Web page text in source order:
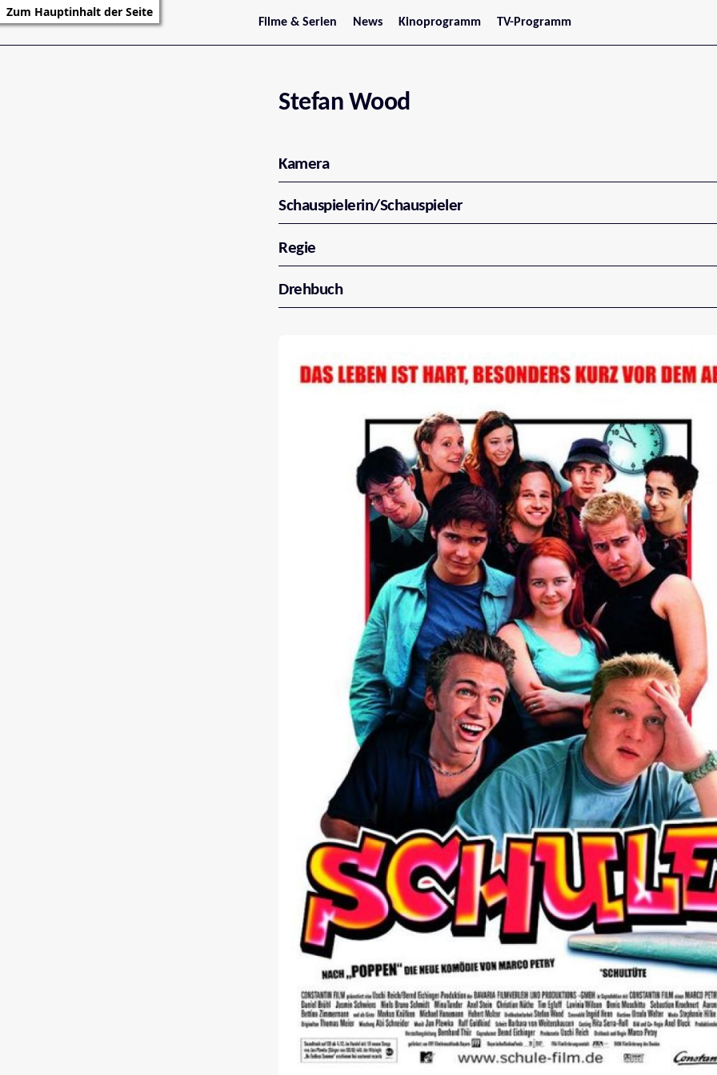
Zum Hauptinhalt der Seite
Filme & Serien
Trailer
Serienarchiv
News
Stars
Kinoprogramm
Jetzt im Kino
Niederösterreich
Oberösterreich
Tirol
Vorarlberg
TV-Programm
Stefan Wood
Kamera
Schauspielerin/Schauspieler
Regie
Drehbuch